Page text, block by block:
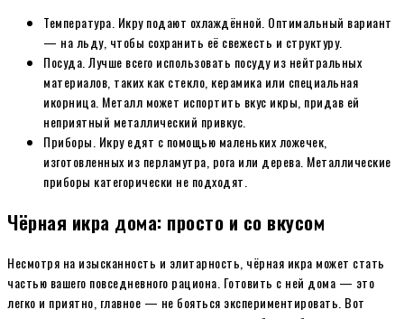
Температура. Икру подают охлаждённой. Оптимальный вариант
— на льду, чтобы сохранить её свежесть и структуру.
Посуда. Лучше всего использовать посуду из нейтральных
материалов, таких как стекло, керамика или специальная
икорница. Металл может испортить вкус икры, придав ей
неприятный металлический привкус.
Приборы. Икру едят с помощью маленьких ложечек,
изготовленных из перламутра, рога или дерева. Металлические
приборы категорически не подходят.
Чёрная икра дома: просто и со вкусом
Несмотря на изысканность и элитарность, чёрная икра может стать
частью вашего повседневного рациона. Готовить с ней дома — это
легко и приятно, главное — не бояться экспериментировать. Вот